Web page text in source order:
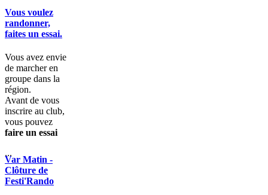
Vous voulez
randonner,
faites un essai.
Vous avez envie
de marcher en
groupe dans la
région.
Avant de vous
inscrire au club,
vous pouvez
faire un essai
...
Var Matin -
Clôture de
Festi'Rando